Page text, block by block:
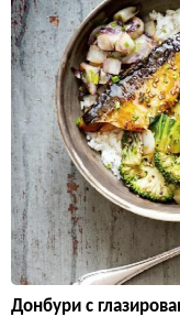
Донбури с